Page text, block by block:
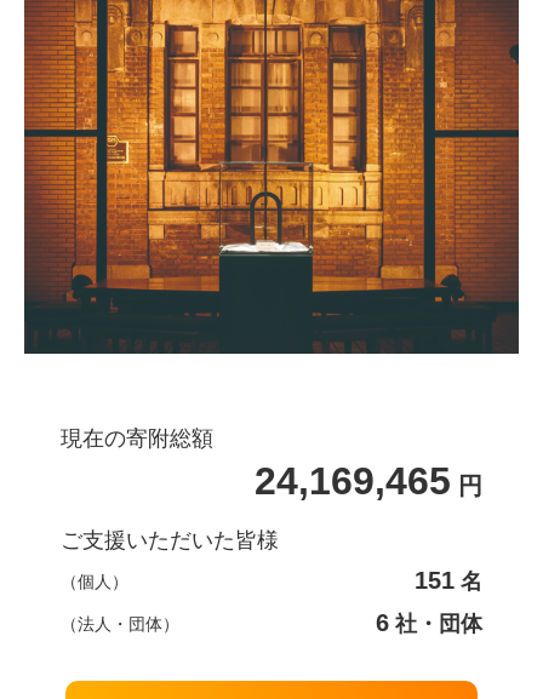
現在の寄附総額
24,169,465 円
ご支援いただいた皆様
（個人） 151 名
（法人・団体） 6 社・団体